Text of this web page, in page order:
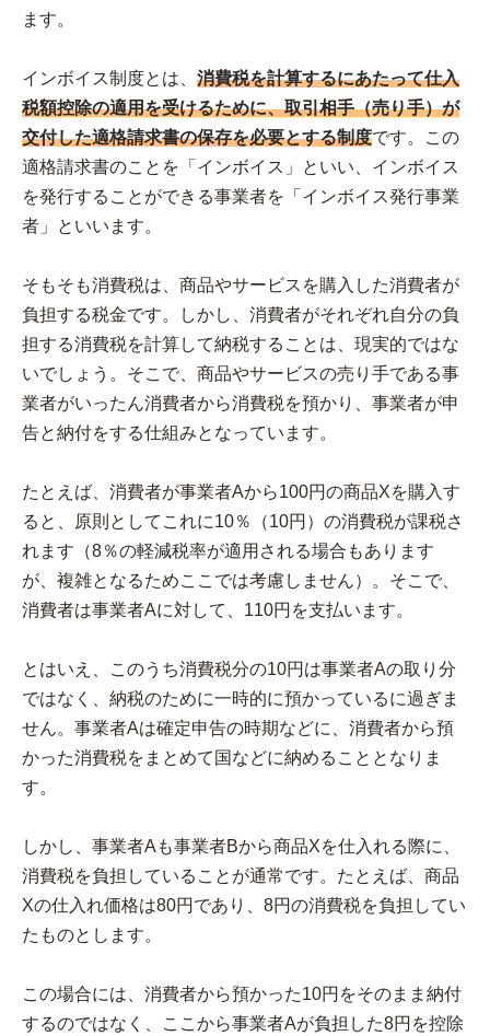
ます。
インボイス制度とは、 消費税を計算するにあたって仕入
税額控除の適用を受けるために、取引相手（売り手）が
交付した適格請求書の保存を必要とする制度です。この
適格請求書のことを「インボイス」といい、インボイス
を発行することができる事業者を「インボイス発行事業
者」といいます。
そもそも消費税は、商品やサービスを購入した消費者が
負担する税金です。しかし、消費者がそれぞれ自分の負
担する消費税を計算して納税することは、現実的ではな
いでしょう。そこで、商品やサービスの売り手である事
業者がいったん消費者から消費税を預かり、事業者が申
告と納付をする仕組みとなっています。
たとえば、消費者が事業者Aから100円の商品Xを購入す
ると、原則としてこれに10％（10円）の消費税が課税さ
れます（8％の軽減税率が適用される場合もあります
が、複雑となるためここでは考慮しません）。そこで、
消費者は事業者Aに対して、110円を支払います。
とはいえ、このうち消費税分の10円は事業者Aの取り分
ではなく、納税のために一時的に預かっているに過ぎま
せん。事業者Aは確定申告の時期などに、消費者から預
かった消費税をまとめて国などに納めることとなりま
す。
しかし、事業者Aも事業者Bから商品Xを仕入れる際に、
消費税を負担していることが通常です。たとえば、商品
Xの仕入れ価格は80円であり、8円の消費税を負担してい
たものとします。
この場合には、消費者から預かった10円をそのまま納付
するのではなく、ここから事業者Aが負担した8円を控除